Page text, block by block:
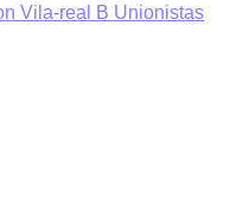
Vila-real B Unionistas